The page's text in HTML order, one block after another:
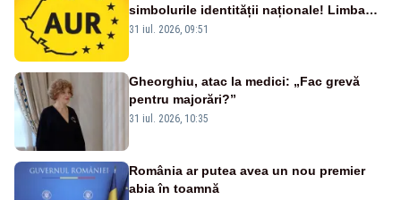
simbolurile identității naționale! Limba
română nu se economisește! Limba
31 iul. 2026, 09:51
Gheorghiu, atac la medici: „Fac grevă
pentru majorări?”
31 iul. 2026, 10:35
România ar putea avea un nou premier
abia în toamnă